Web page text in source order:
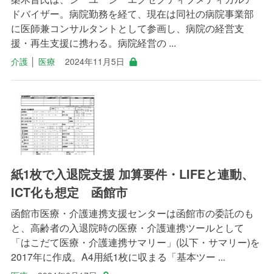
ドバイザー。病院勤務を経て、現在は同社の病院事業部
に医師兼コンサルタントとして参画し、病院の経営支
援・再生支援に携わる。病院経営の ...
介護│ 医療 2024年11月5日
紙1枚で入退院支援 加算要件・LIFEと連動、
ICT化も想定 函館市
函館市医療・介護連携支援センターは函館市の委託のも
と、高齢者の入退院時の医療・介護連携ツールとして
「はこだて医療・介護連携サマリー」(以下・サマリー)を
2017年に作成。A4用紙1枚に収まる「基本ツー ...